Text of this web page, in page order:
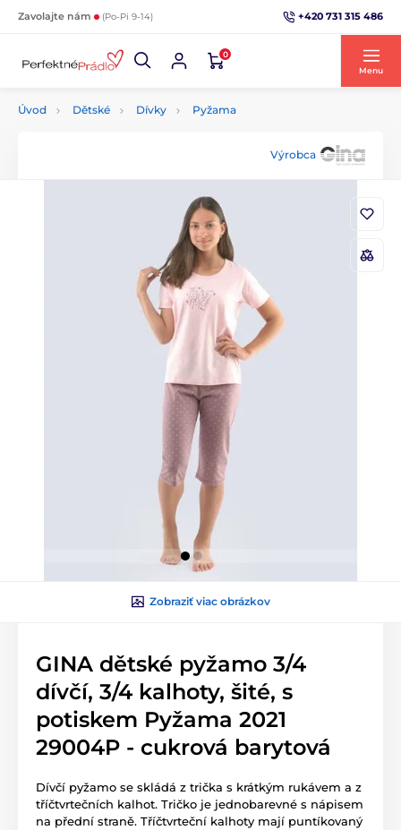
Zavolajte nám (Po-Pi 9-14) +420 731 315 486
0
Menu
Úvod Dětské Dívky Pyžama
Výrobca
Zobraziť viac obrázkov
GINA dětské pyžamo 3/4
dívčí, 3/4 kalhoty, šité, s
potiskem Pyžama 2021
29004P - cukrová barytová
Dívčí pyžamo se skládá z trička s krátkým rukávem a z
tříčtvrtečních kalhot. Tričko je jednobarevné s nápisem
na přední straně. Tříčtvrteční kalhoty mají puntíkovaný